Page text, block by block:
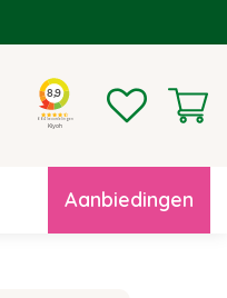
Aanbiedingen